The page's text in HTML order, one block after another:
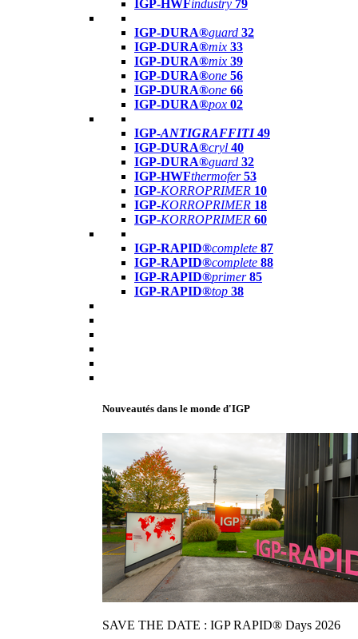
IGP-HWFindustry 79
IGP-DURA®guard 32
IGP-DURA®mix 33
IGP-DURA®mix 39
IGP-DURA®one 56
IGP-DURA®one 66
IGP-DURA®pox 02
IGP-ANTIGRAFFITI49
IGP-DURA®cryl 40
IGP-DURA®guard 32
IGP-HWFthermofer 53
IGP-KORROPRIMER 10
IGP-KORROPRIMER 18
IGP-KORROPRIMER 60
IGP-RAPID®complete 87
IGP-RAPID®complete 88
IGP-RAPID®primer 85
IGP-RAPID®top 38
Nouveautés dans le monde d'IGP
SAVE THE DATE : IGP RAPID® Days 2026